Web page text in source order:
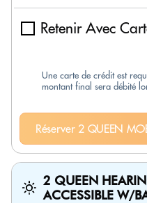
Retenir Avec
Une carte de crédit est
montant final sera débité
Réserver 2 QUEEN
2 QUEEN
ACCESSIBLE W/